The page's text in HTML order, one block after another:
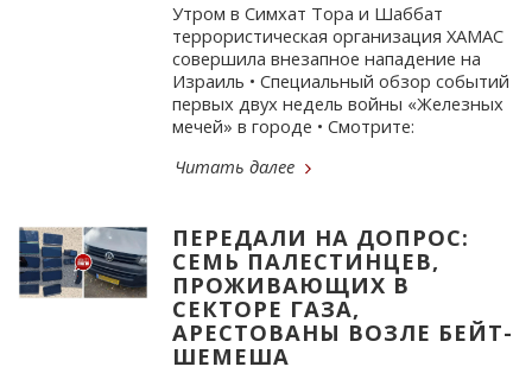
Утром в Симхат Тора и Шаббат
террористическая организация ХАМАС
совершила внезапное нападение на
Израиль • Специальный обзор событий
первых двух недель войны «Железных
мечей» в городе • Смотрите:
Читать далее
ПЕРЕДАЛИ НА ДОПРОС:
СЕМЬ ПАЛЕСТИНЦЕВ,
ПРОЖИВАЮЩИХ В
СЕКТОРЕ ГАЗА,
АРЕСТОВАНЫ ВОЗЛЕ БЕЙТ-
ШЕМЕША